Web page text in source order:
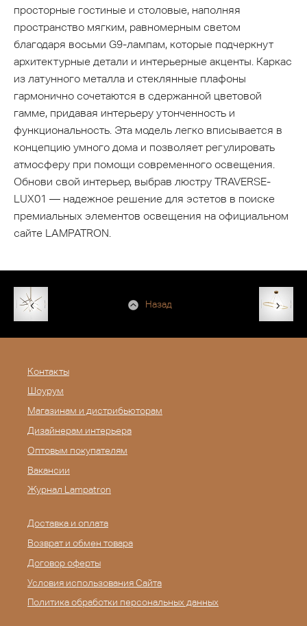
просторные гостиные и столовые, наполняя
пространство мягким, равномерным светом
благодаря восьми G9-лампам, которые подчеркнут
архитектурные детали и интерьерные акценты. Каркас
из латунного металла и стеклянные плафоны
гармонично сочетаются в сдержанной цветовой
гамме, придавая интерьеру утонченность и
функциональность. Эта модель легко вписывается в
концепцию умного дома и позволяет регулировать
атмосферу при помощи современного освещения.
Обнови свой интерьер, выбрав люстру TRAVERSE-
LUX01 — надежное решение для эстетов в поиске
премиальных элементов освещения на официальном
сайте LAMPATRON.
Назад
Контакты
Шоурум
Магазинам и дистрибьюторам
Дизайнерам интерьера
Оптовым покупателям
Вакансии
Журнал Lampatron
Доставка и оплата
Возврат и обмен товара
Договор оферты
Условия использования Сайта
Политика обработки персональных данных